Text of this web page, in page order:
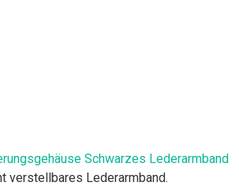
Schwarzes Lederarmband
verstellbares Lederarmband.